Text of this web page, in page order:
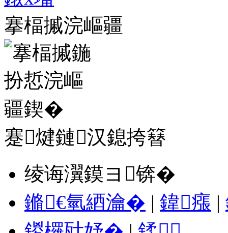
搴楅摵浣嶇疆
蹇煡鏈汉鎴挎簮
绫诲瀷鏌ヨ锛�
鏅€氫綇瀹� | 鍏瘬 |